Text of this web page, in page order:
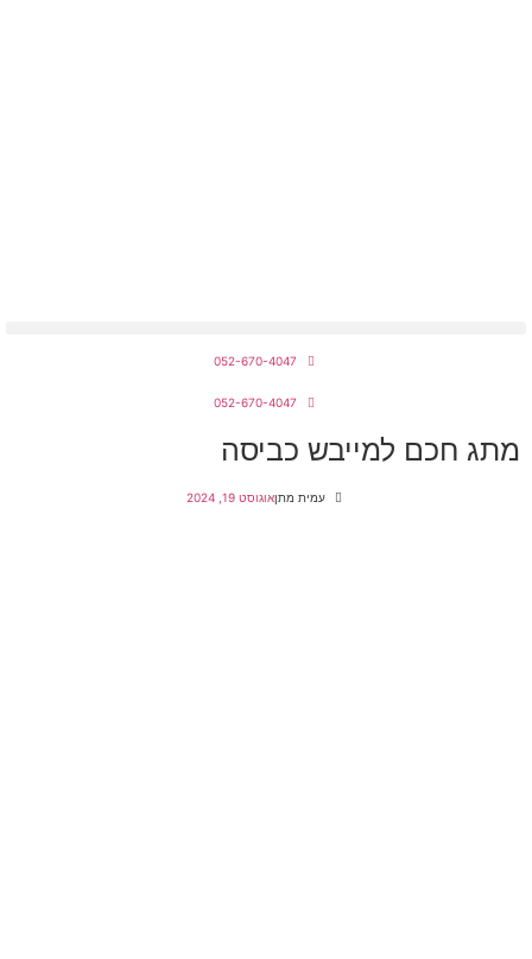
052-670-4047
052-670-4047
מתג חכם למייבש כביסה
עמית מתןאוגוסט 19, 2024